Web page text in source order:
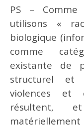
PS – Comme
utilisons «
biologique
comme
existante de
structurel et
violences et
résultent,